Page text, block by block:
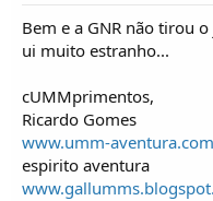
Bem e a GNR não tirou
ui muito estranho...
cUMMprimentos,
Ricardo Gomes
www.umm-aventura.com
espirito aventura